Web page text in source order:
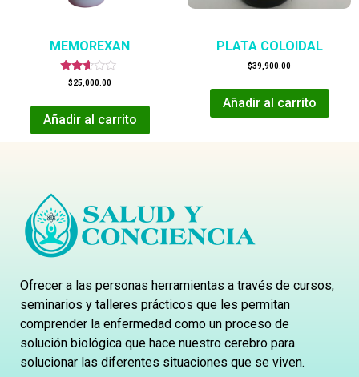
MEMOREXAN
Valorado
de 5
$25,000.00
Añadir al carrito
PLATA COLOIDAL
$39,900.00
Añadir al carrito
Ofrecer a las personas herramientas a través de cursos,
seminarios y talleres prácticos que les permitan
comprender la enfermedad como un proceso de
solución biológica que hace nuestro cerebro para
solucionar las diferentes situaciones que se viven.